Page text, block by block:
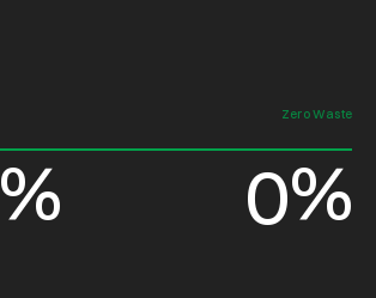
Zero Waste
% 0%